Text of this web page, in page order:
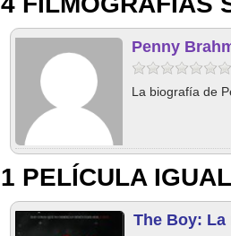
Penny
La biografía de
1 PELÍCULA IGUAL
The Boy: